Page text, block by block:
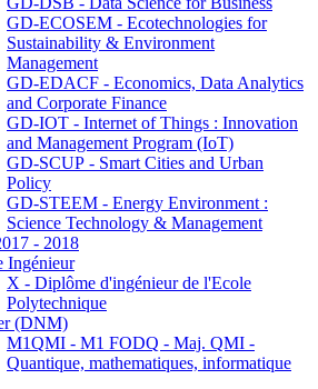
GD-ECOSEM - Ecotechnologies for
Sustainability & Environment
Management
GD-EDACF - Economics, Data Analytics
and Corporate Finance
GD-IOT - Internet of Things : Innovation
and Management Program (IoT)
GD-SCUP - Smart Cities and Urban
Policy
GD-STEEM - Energy Environment :
Science Technology & Management
- 2018
Ingénieur
X - Diplôme d'ingénieur de l'Ecole
Polytechnique
(DNM)
M1QMI - M1 FODQ - Maj. QMI -
Quantique, mathematiques, informatique